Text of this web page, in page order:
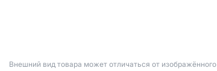
Bнешний вид товара может отличаться от изображённого